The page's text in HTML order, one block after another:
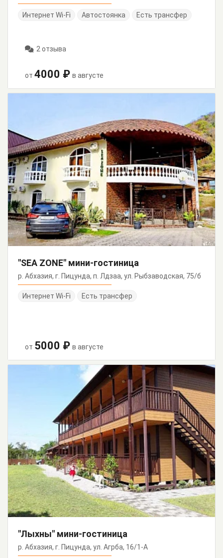
Интернет Wi-Fi Автостоянка Есть трансфер
2 отзыва
от 4000 ₽ в августе
"SEA ZONE" мини-гостиница
р. Абхазия, г. Пицунда, п. Лдзаа, ул. Рыбзаводская, 75/б
Интернет Wi-Fi Есть трансфер
от 5000 ₽ в августе
"Лыхны" мини-гостиница
р. Абхазия, г. Пицунда, ул. Агрба, 16/1-А